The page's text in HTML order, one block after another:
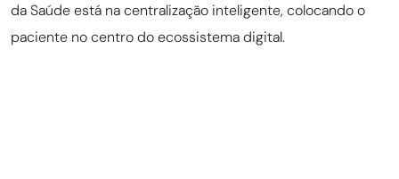
da Saúde está na centralização inteligente, colocando o
paciente no centro do ecossistema digital.